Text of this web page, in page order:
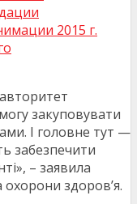
2015 г.
закуповувати
І головне тут —
забезпечити
– заявила
здоров’я.